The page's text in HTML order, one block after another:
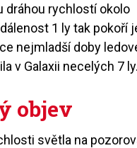
dráhou rychlostí okolo
1 ly tak pokoří
nejmladší doby
v Galaxii necelých 7 ly.
objev
světla na